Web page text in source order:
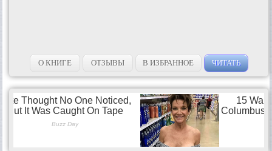
О КНИГЕ ОТЗЫВЫ В ИЗБРАННОЕ ЧИТАТЬ